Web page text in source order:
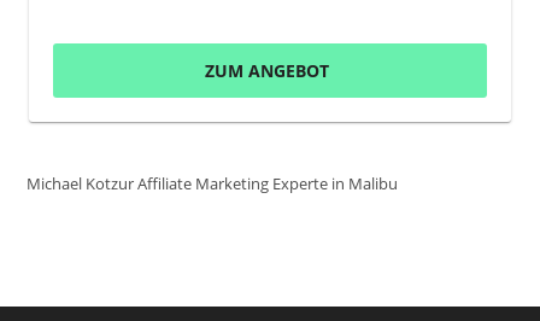
ZUM ANGEBOT
Michael Kotzur Affiliate Marketing Experte in Malibu